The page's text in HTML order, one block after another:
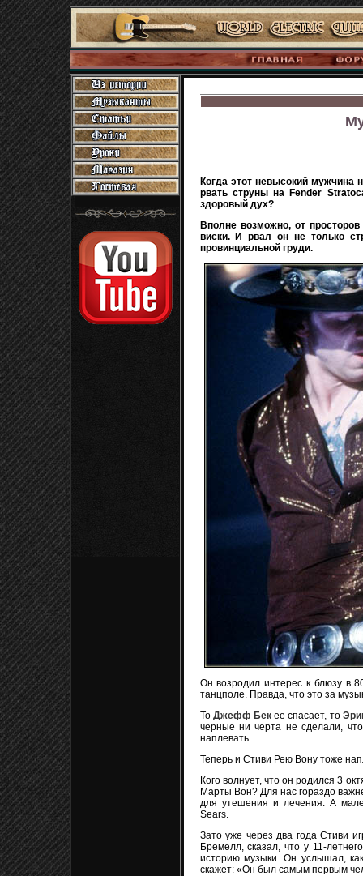
Когда этот невысокий мужчина
рвать струны на Fender
здоровый дух?
Вполне возможно, от
виски. И рвал он не только
провинциальной груди.
Он возродил интерес к блюзу в
танцполе. Правда, что это за
То Джефф Бекее спасает, то
черные ни черта не сделали,
наплевать.
Теперь и Стиви Рею Вону тоже
Кого волнует, что он родился 3
Марты Вон? Для нас гораздо
для утешения и лечения. А
Sears.
Зато уже через два года Стиви
Бремелл, сказал, что у 11-
историю музыки. Он услышал,
скажет: «Он был самым первым